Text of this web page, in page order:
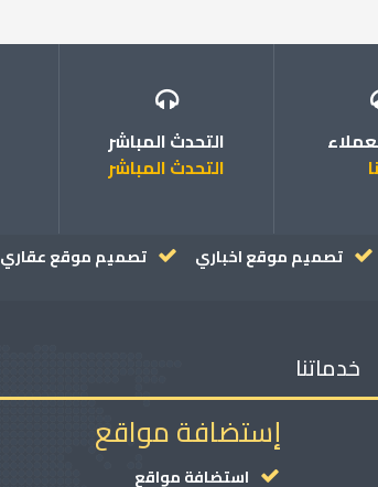
التحدث المباشر
التحدث المباشر
تصميم موقع اخباري تصميم موقع عقاري
خدماتنا
إستضافة مواقع
استضافة مواقع